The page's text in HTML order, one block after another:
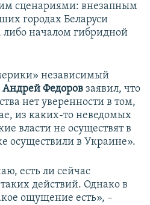
сценариями: внезапным
городах Беларуси
либо началом гибридной
независимый
Андрей Федоров заявил, что
нет уверенности в том,
из каких-то неведомых
власти не осуществят в
осуществили в Украине».
есть ли сейчас
действий. Однако в
ощущение есть», –